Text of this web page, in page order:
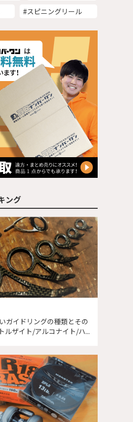
#スピニングリール
ング
ガイドリングの種類とその
ルザイト/アルコナイト/ハ...